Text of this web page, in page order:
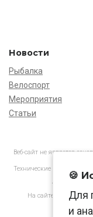
Новости
Рыбалка
Велоспорт
Мероприятия
Статьи
Веб-сайт не является
Технические
АО
На сайте
🍪
Для
и